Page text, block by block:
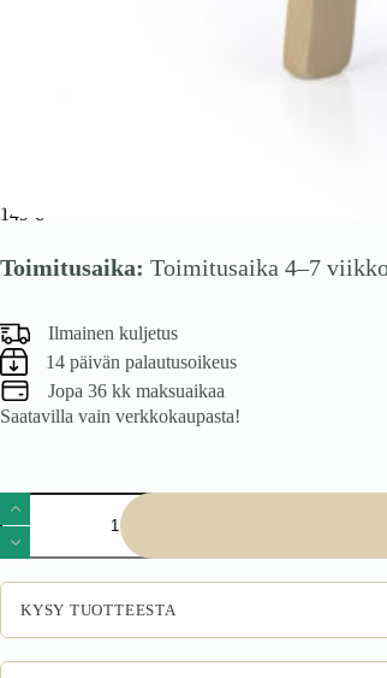
149 €
Toimitusaika: Toimitusaika 4–7
Ilmainen kuljetus
14 päivän palautusoikeus
Jopa 36 kk maksuaikaa
Saatavilla vain verkkokaupasta!
Tuoli
HUBERO,
tammi
/
Inari
KYSY TUOTTEESTA